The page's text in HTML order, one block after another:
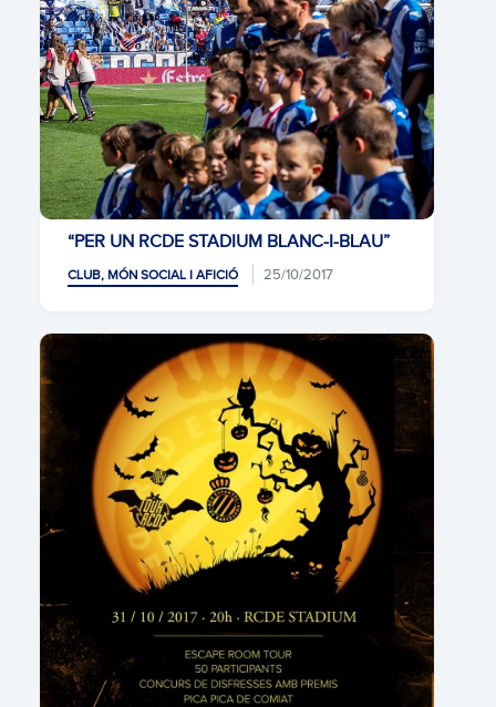
“PER UN RCDE STADIUM BLANC-I-BLAU”
CLUB, MÓN SOCIAL I AFICIÓ 25/10/2017